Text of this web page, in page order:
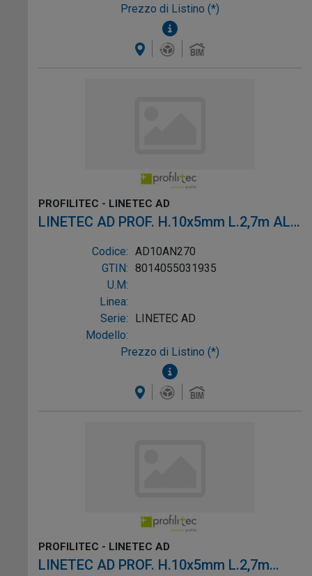
Prezzo di Listino (*)
PROFILITEC - LINETEC AD
LINETEC AD PROF. H.10x5mm L.2,7m ALL.
Codice: AD10AN270
GTIN: 8014055031935
U.M:
Linea:
Serie:
LINETEC AD
Modello:
Prezzo di Listino (*)
PROFILITEC - LINETEC AD
LINETEC AD PROF. H.10x5mm L.2,7m